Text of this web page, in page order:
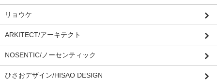
リョウケ
ARKITECT/アーキテクト
NOSENTIC/ノーセンティック
ひさおデザイン/HISAO DESIGN